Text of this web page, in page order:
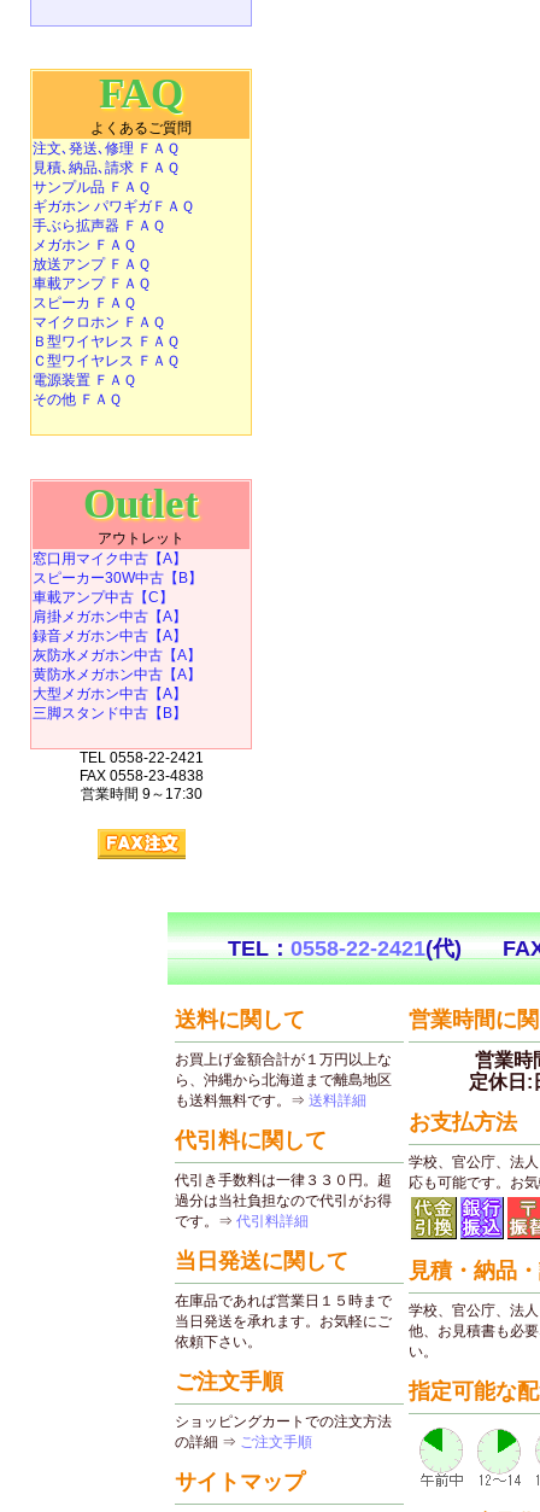
FAQ
よくあるご質問
注文､発送､修理 ＦＡＱ
見積､納品､請求 ＦＡＱ
サンプル品 ＦＡＱ
ギガホン パワギガＦＡＱ
手ぶら拡声器 ＦＡＱ
メガホン ＦＡＱ
放送アンプ ＦＡＱ
車載アンプ ＦＡＱ
スピーカ ＦＡＱ
マイクロホン ＦＡＱ
Ｂ型ワイヤレス ＦＡＱ
Ｃ型ワイヤレス ＦＡＱ
電源装置 ＦＡＱ
その他 ＦＡＱ
Outlet
アウトレット
窓口用マイク中古【A】
スピーカー30W中古【B】
車載アンプ中古【C】
肩掛メガホン中古【A】
録音メガホン中古【A】
灰防水メガホン中古【A】
黄防水メガホン中古【A】
大型メガホン中古【A】
三脚スタンド中古【B】
TEL 0558-22-2421
FAX 0558-23-4838
営業時間 9～17:30